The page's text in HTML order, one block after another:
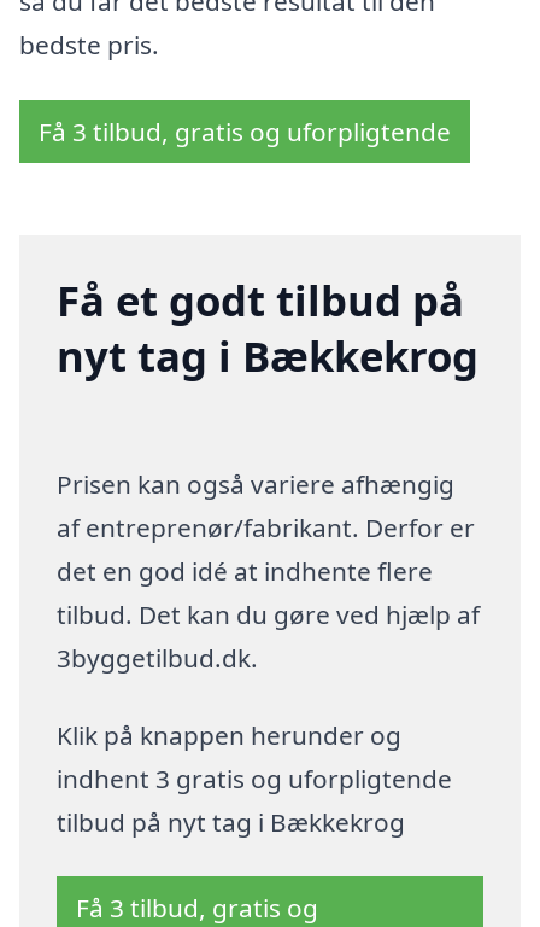
bedste pris.
Få 3 tilbud, gratis og uforpligtende
Få et godt tilbud på
nyt tag i Bækkekrog
Prisen kan også variere afhængig
af entreprenør/fabrikant. Derfor er
det en god idé at indhente flere
tilbud. Det kan du gøre ved hjælp af
3byggetilbud.dk.
Klik på knappen herunder og
indhent 3 gratis og uforpligtende
tilbud på nyt tag i Bækkekrog
Få 3 tilbud, gratis og